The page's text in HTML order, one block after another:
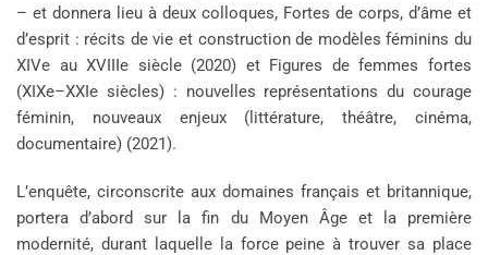
– et donnera lieu à deux colloques, Fortes de corps, d’âme et
d’esprit : récits de vie et construction de modèles féminins du
XIVe au XVIIIe siècle (2020) et Figures de femmes fortes
(XIXe–XXIe siècles) : nouvelles représentations du courage
féminin, nouveaux enjeux (littérature, théâtre, cinéma,
documentaire) (2021).
L’enquête, circonscrite aux domaines français et britannique,
portera d’abord sur la fin du Moyen Âge et la première
modernité, durant laquelle la force peine à trouver sa place